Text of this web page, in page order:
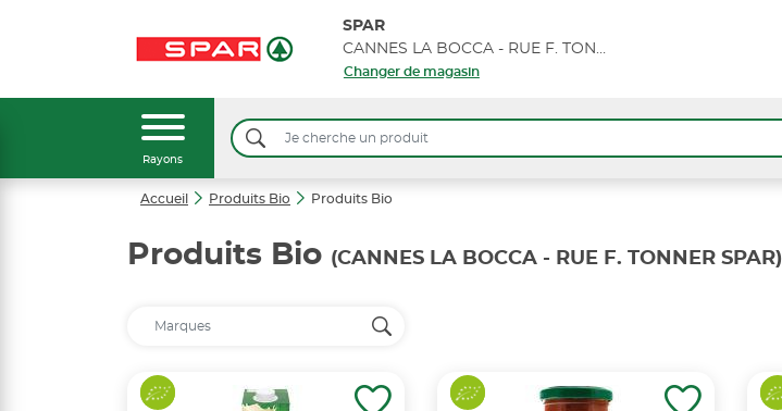
SPAR
CANNES LA BOCCA - RUE F. TONNER SPAR
Changer de magasin
Rayons
Accueil Produits Bio Produits Bio
Produits Bio (CANNES LA BOCCA - RUE F. TONNER SPAR)